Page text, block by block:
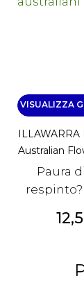
VISUALIZZA
ILLAWARRA
Australian
Paura